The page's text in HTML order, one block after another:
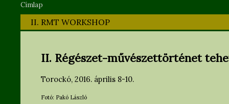
Jelenlegi hely
Címlap
II. RMT WORKSHOP
II. Régészet-művészettörténet
Torockó, 2016. április 8-10.
Fotó: Pakó László